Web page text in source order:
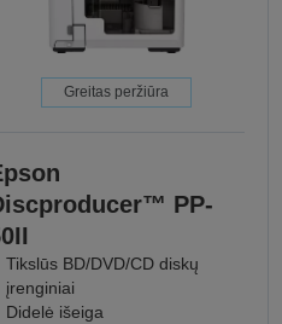
Greitas peržiūra
PP-
Tikslūs BD/DVD/CD diskų
įrenginiai
Didelė išeiga